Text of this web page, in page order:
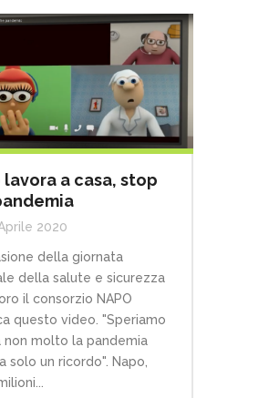
lavora a casa, stop
2020
della giornata
della salute e sicurezza
il consorzio NAPO
questo video. "Speriamo
non molto la pandemia
solo un ricordo". Napo,